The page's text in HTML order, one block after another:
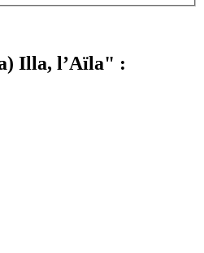
Illa, l’Aïla" :